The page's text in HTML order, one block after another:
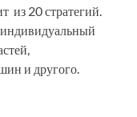
из 20 стратегий.
и другого.